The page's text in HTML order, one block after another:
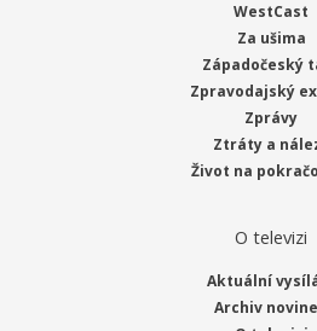
WestCast
Za ušima
Západočeský
Zpravodajský
Zprávy
Ztráty a
Život na
O televizi
Aktuální
Archiv